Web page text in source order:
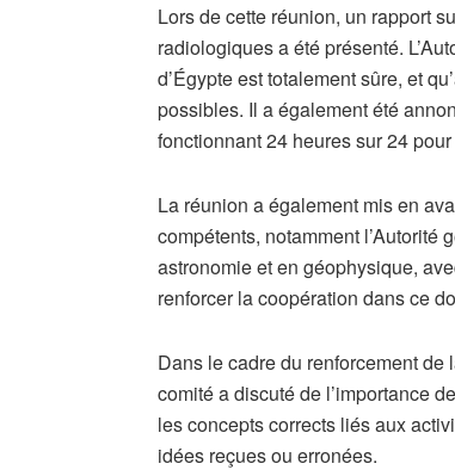
Lors de cette réunion, un rapport
radiologiques a été présenté.
d’Égypte est totalement sûre, et
possibles. Il a également été
fonctionnant 24 heures sur 24
La réunion a également mis en
compétents, notamment l’Autorité
astronomie et en géophysique,
renforcer la coopération dans ce
Dans le cadre du renforcement
comité a discuté de l’importance
les concepts corrects liés aux
idées reçues ou erronées.